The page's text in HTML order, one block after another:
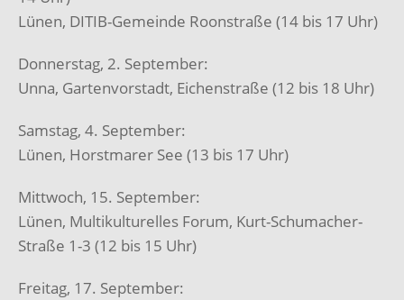
Lünen, DITIB-Gemeinde Roonstraße (14 bis 17 Uhr)
Donnerstag, 2. September:
Unna, Gartenvorstadt, Eichenstraße (12 bis 18 Uhr)
Samstag, 4. September:
Lünen, Horstmarer See (13 bis 17 Uhr)
Mittwoch, 15. September:
Lünen, Multikulturelles Forum, Kurt-Schumacher-
Straße 1-3 (12 bis 15 Uhr)
Freitag, 17. September: